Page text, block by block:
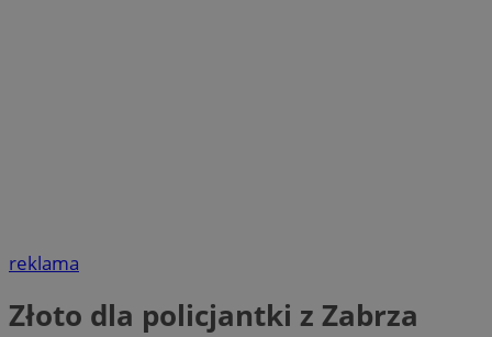
reklama
Złoto dla policjantki z Zabrza